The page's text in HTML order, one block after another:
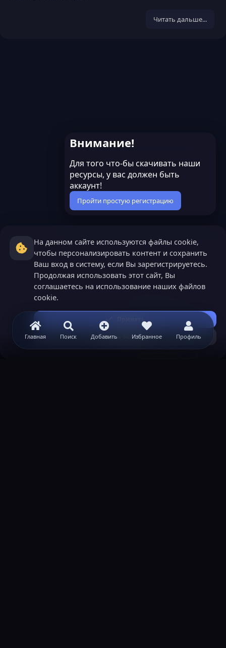
Главная Поиск Добавить Избранное Профиль
Читать дальше...
Внимание!
Для того что-бы скачивать наши
ресурсы, у вас должен быть
аккаунт!
Пройти простую регистрацию
На данном сайте используются файлы cookie,
чтобы персонализировать контент и сохранить
Ваш вход в систему, если Вы зарегистрируетесь.
Продолжая использовать этот сайт, Вы
соглашаетесь на использование наших файлов
cookie.
Принять
Узнать больше...